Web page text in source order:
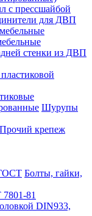
с прессшайбой
для ДВП
стенки из ДВП
Шурупы
Прочий крепеж
Болты, гайки,
81
DIN933,